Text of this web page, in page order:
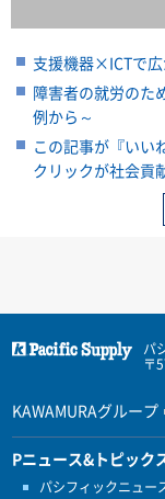
支援機器×ICTで
障害者の就労のた
例から～
この記事が『いい
クリックが社会貢
パ
〒
KAWAMURAグループ
Pニュース&トピック
パシフィックニュー